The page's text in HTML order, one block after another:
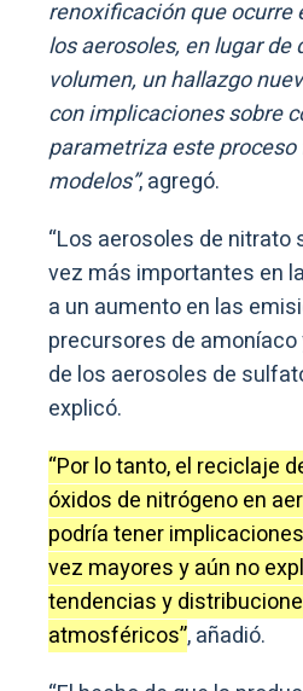
renoxificación que ocurre
los aerosoles, en lugar de
volumen, un hallazgo
con implicaciones sobre
parametriza este
modelos”, agregó.
“Los aerosoles de nitrato
vez más importantes en
a un aumento en las
precursores de
de los aerosoles de
explicó.
“Por lo tanto, el reciclaje
óxidos de nitrógeno en
podría tener
vez mayores y aún no
tendencias y
atmosféricos”, añadió.